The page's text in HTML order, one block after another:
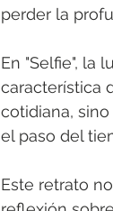
perder la
En "Selfie", la
característica
cotidiana,
el paso del
Este retrato